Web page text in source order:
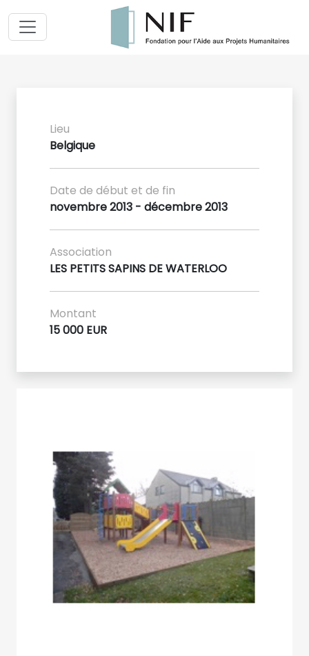
Lieu
Belgique
Date de début et de fin
novembre 2013 - décembre 2013
Association
LES PETITS SAPINS DE WATERLOO
Montant
15 000 EUR